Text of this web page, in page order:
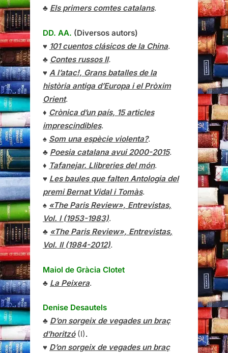
♣ Els primers comtes catalans.
DD. AA. (Diversos autors)
♥ 101 cuentos clásicos de la China.
♣ Contes russos II.
♥ A l’atac!, Grans batalles de la
història antiga d’Europa i el Pròxim
Orient.
♦ Crònica d’un país, 15 articles
imprescindibles.
♠ Som una espècie violenta?.
♣ Poesia catalana avui 2000-2015.
♦ Tafanejar. Llibreries del món.
♥ Les baules que falten Antologia del
premi Bernat Vidal i Tomàs.
♠ «The Paris Review», Entrevistas,
Vol. I (1953-1983).
♣ «The Paris Review», Entrevistas,
Vol. II (1984-2012).
Maiol de Gràcia Clotet
♣ La Peixera.
Denise Desautels
♣ D’on sorgeix de vegades un braç
d’horitzó(I).
♥ D’on sorgeix de vegades un braç